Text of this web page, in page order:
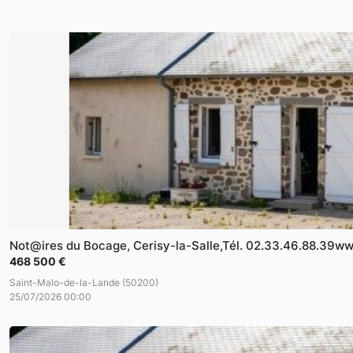
Not@ires du Bocage, Cerisy-la-Salle,Tél.
468 500 €
Saint-Malo-de-la-Lande (50200)
25/07/2026 00:00